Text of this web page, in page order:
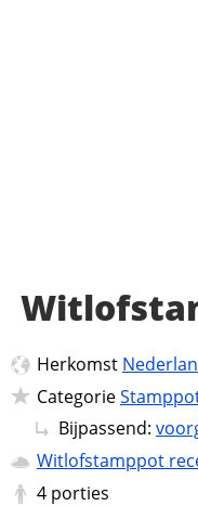
Herkomst
Categorie
Bijpassend:
Witlofstamppot
4 porties